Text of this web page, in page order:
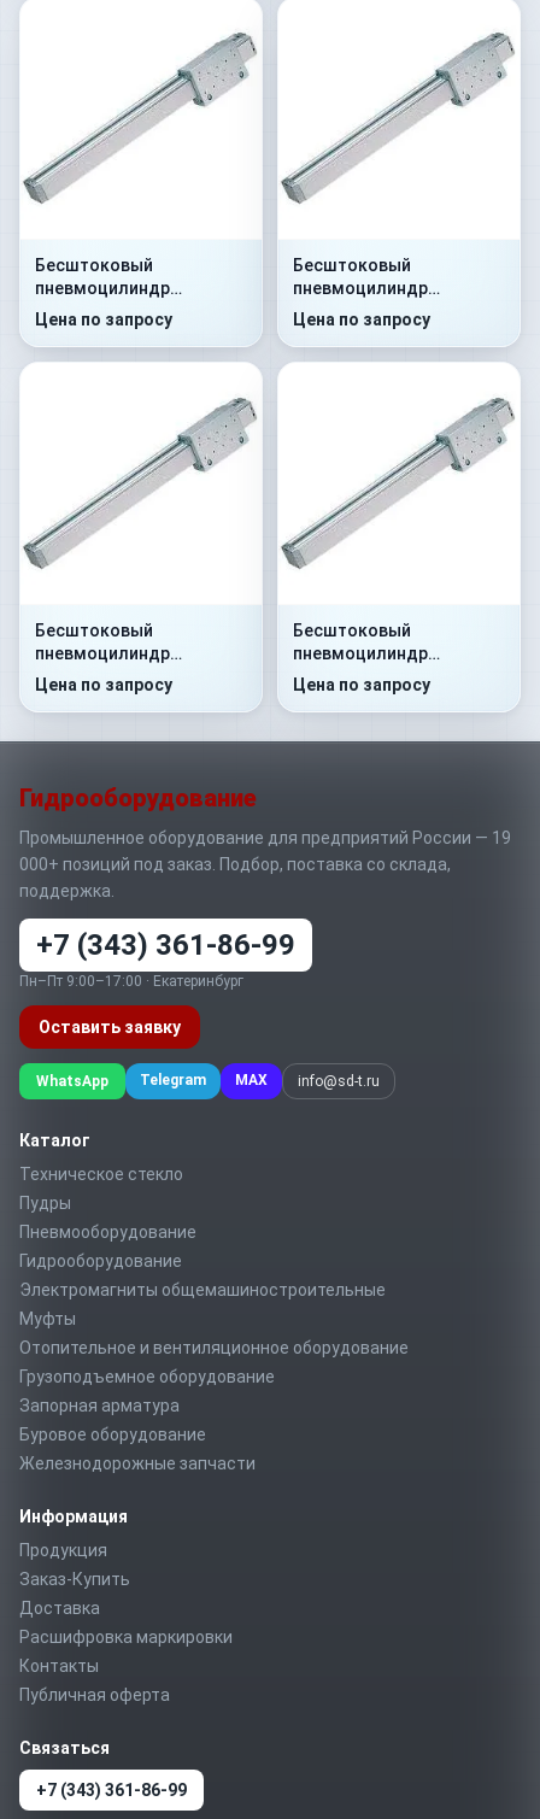
Бесштоковый
пневмоцилиндр
52G2C32A0250
Цена по запросу
Бесштоковый
пневмоцилиндр
52G8P32A0300
Цена по запросу
Бесштоковый
пневмоцилиндр
52G8C32A0350
Цена по запросу
Бесштоковый
пневмоцилиндр
52G2P40A0150
Цена по запросу
Гидрооборудование
Промышленное оборудование для предприятий России — 19
000+ позиций под заказ. Подбор, поставка со склада,
поддержка.
+7 (343) 361-86-99
Пн–Пт 9:00–17:00 · Екатеринбург
Оставить заявку
WhatsApp Telegram MAX info@sd-t.ru
Каталог
Техническое стекло
Пудры
Пневмооборудование
Гидрооборудование
Электромагниты общемашиностроительные
Муфты
Отопительное и вентиляционное оборудование
Грузоподъемное оборудование
Запорная арматура
Буровое оборудование
Железнодорожные запчасти
Информация
Продукция
Заказ-Купить
Доставка
Расшифровка маркировки
Контакты
Публичная оферта
Связаться
+7 (343) 361-86-99